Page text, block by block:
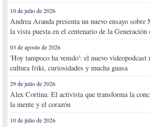
10 de julio de 2026
Andrea Aranda presenta un nuevo ensayo
la vista puesta en el centenario de la Generación
03 de agosto de 2026
'Hoy tampoco ha venido': el nuevo videopodcast
cultura friki, curiosidades y mucha guasa
29 de julio de 2026
Alex Cortina: El activista que transforma la
la mente y el corazón
10 de julio de 2026